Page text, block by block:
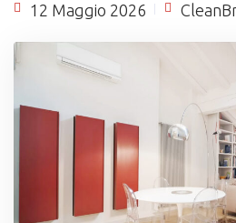
12 Maggio 2026